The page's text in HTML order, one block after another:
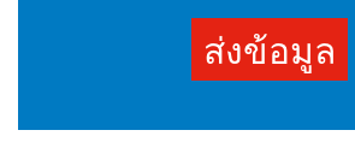
การให้บริการ และนำเสนอผลิตภัณฑ์หรือบริ
อนาคตผ่านช่องทางตัวแทนหรือนายหน้าปร
ช่องทางโทรศัพท์หรืออิเล็กทรอนิกส์ หรือช่อง
ถือว่าการคลิก "ยินยอม" เป็นการแสดงเจตน
ส่งข้อมูล